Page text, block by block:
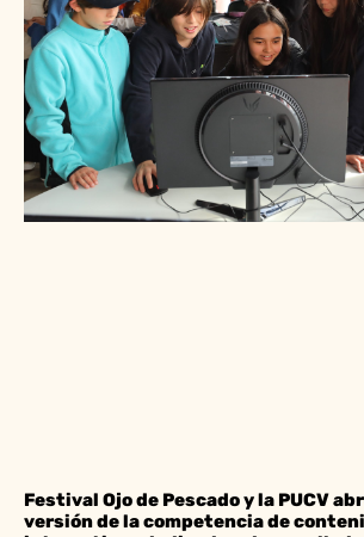
Festival Ojo de Pescado y la PUCV
versión de la competencia de